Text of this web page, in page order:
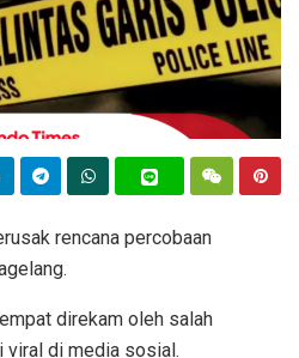
rencana percobaan
direkam oleh salah
viral di media sosial.